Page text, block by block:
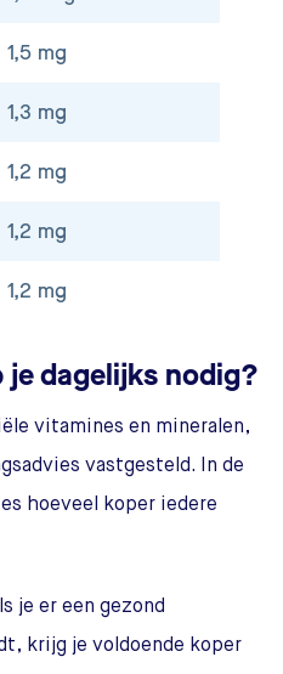
1,5 mg
1,3 mg
1,2 mg
1,2 mg
1,2 mg
je dagelijks nodig?
vitamines en mineralen,
vastgesteld. In de
hoeveel koper iedere
je er een gezond
krijg je voldoende koper